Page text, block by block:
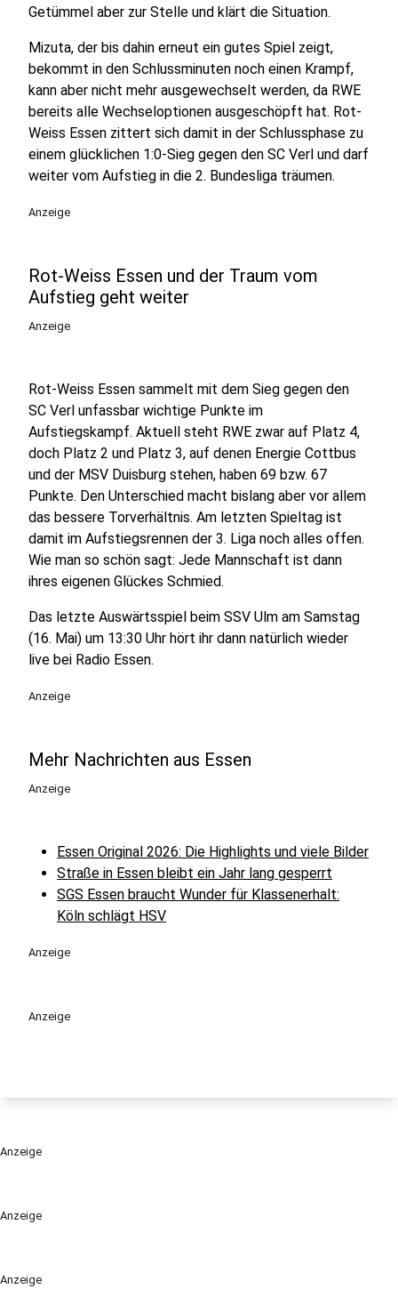
Anzeige
Anzeige
Getümmel aber zur Stelle und klärt die Situation.
Mizuta, der bis dahin erneut ein gutes Spiel zeigt,
bekommt in den Schlussminuten noch einen Krampf,
kann aber nicht mehr ausgewechselt werden, da RWE
bereits alle Wechseloptionen ausgeschöpft hat. Rot-
Weiss Essen zittert sich damit in der Schlussphase zu
einem glücklichen 1:0-Sieg gegen den SC Verl und darf
weiter vom Aufstieg in die 2. Bundesliga träumen.
Anzeige
Rot-Weiss Essen und der Traum vom
Aufstieg geht weiter
Anzeige
Rot-Weiss Essen sammelt mit dem Sieg gegen den
SC Verl unfassbar wichtige Punkte im
Aufstiegskampf. Aktuell steht RWE zwar auf Platz 4,
doch Platz 2 und Platz 3, auf denen Energie Cottbus
und der MSV Duisburg stehen, haben 69 bzw. 67
Punkte. Den Unterschied macht bislang aber vor allem
das bessere Torverhältnis. Am letzten Spieltag ist
damit im Aufstiegsrennen der 3. Liga noch alles offen.
Wie man so schön sagt: Jede Mannschaft ist dann
ihres eigenen Glückes Schmied.
Das letzte Auswärtsspiel beim SSV Ulm am Samstag
(16. Mai) um 13:30 Uhr hört ihr dann natürlich wieder
live bei Radio Essen.
Anzeige
Mehr Nachrichten aus Essen
Anzeige
Essen Original 2026: Die Highlights und viele Bilder
Straße in Essen bleibt ein Jahr lang gesperrt
SGS Essen braucht Wunder für Klassenerhalt:
Köln schlägt HSV
Anzeige
Anzeige
Anzeige